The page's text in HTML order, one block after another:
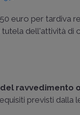
euro per tardiva
dell'attività di
ravvedimento
previsti dalla